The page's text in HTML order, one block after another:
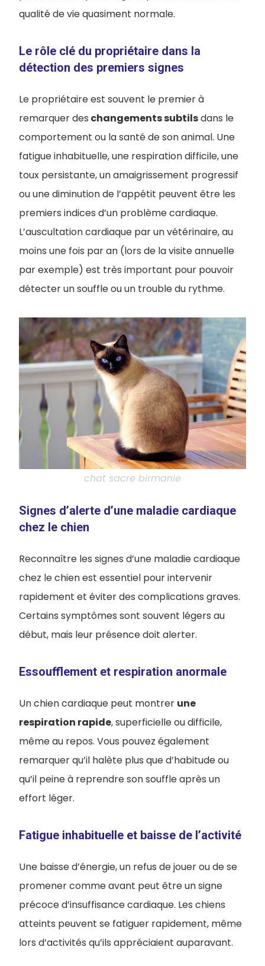
qualité de vie quasiment normale.
Le rôle clé du propriétaire dans la
détection des premiers signes
Le propriétaire est souvent le premier à
remarquer des changements subtilsdans le
comportement ou la santé de son animal. Une
fatigue inhabituelle, une respiration difficile, une
toux persistante, un amaigrissement progressif
ou une diminution de l’appétit peuvent être les
premiers indices d’un problème cardiaque.
L’auscultation cardiaque par un vétérinaire, au
moins une fois par an (lors de la visite annuelle
par exemple) est très important pour pouvoir
détecter un souffle ou un trouble du rythme.
chat sacre birmanie
Signes d’alerte d’une maladie cardiaque
chez le chien
Reconnaître les signes d’une maladie cardiaque
chez le chien est essentiel pour intervenir
rapidement et éviter des complications graves.
Certains symptômes sont souvent légers au
début, mais leur présence doit alerter.
Essoufflement et respiration anormale
Un chien cardiaque peut montrer une
respiration rapide, superficielle ou difficile,
même au repos. Vous pouvez également
remarquer qu’il halète plus que d’habitude ou
qu’il peine à reprendre son souffle après un
effort léger.
Fatigue inhabituelle et baisse de l’activité
Une baisse d’énergie, un refus de jouer ou de se
promener comme avant peut être un signe
précoce d’insuffisance cardiaque. Les chiens
atteints peuvent se fatiguer rapidement, même
lors d’activités qu’ils appréciaient auparavant.